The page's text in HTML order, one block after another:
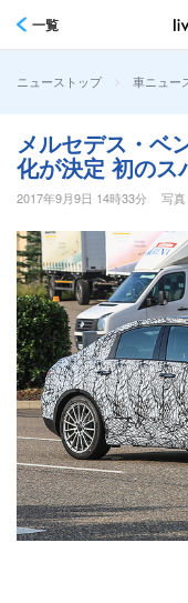
一覧
ニューストップ > 車ニュー
メルセデス・ベ
化が決定 初のス
2017年9月9日 14時33分
写真